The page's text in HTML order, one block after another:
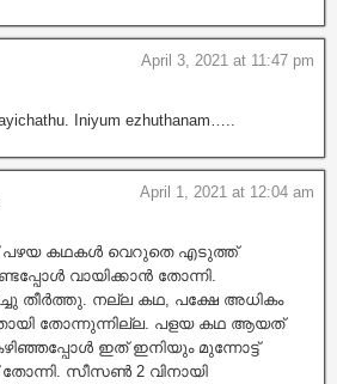
April 3, 2021 at 11:47 pm
Iniyum ezhuthanam…..
April 1, 2021 at 12:04 am
പഴയ കഥകൾ വെറുതെ എടുത്ത്
വായിക്കാൻ തോന്നി.
തീർത്തു. നല്ല കഥ, പക്ഷേ അധികം
തോന്നുന്നില്ല. പളയ കഥ ആയത്
ഇത് ഇനിയും മുന്നോട്ട്
സീസൺ 2 വിനായി